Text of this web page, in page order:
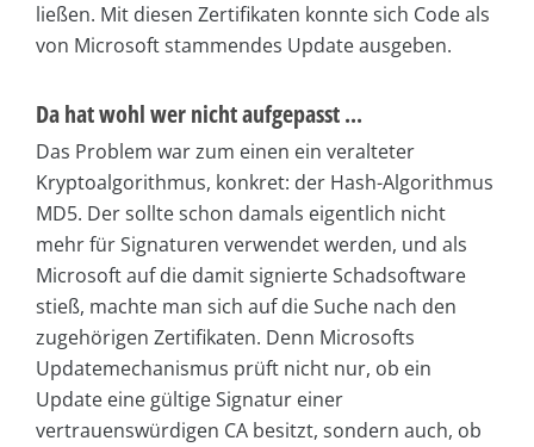
ließen. Mit diesen Zertifikaten konnte sich Code als
von Microsoft stammendes Update ausgeben.
Da hat wohl wer nicht aufgepasst ...
Das Problem war zum einen ein veralteter
Kryptoalgorithmus, konkret: der Hash-Algorithmus
MD5. Der sollte schon damals eigentlich nicht
mehr für Signaturen verwendet werden, und als
Microsoft auf die damit signierte Schadsoftware
stieß, machte man sich auf die Suche nach den
zugehörigen Zertifikaten. Denn Microsofts
Updatemechanismus prüft nicht nur, ob ein
Update eine gültige Signatur einer
vertrauenswürdigen CA besitzt, sondern auch, ob